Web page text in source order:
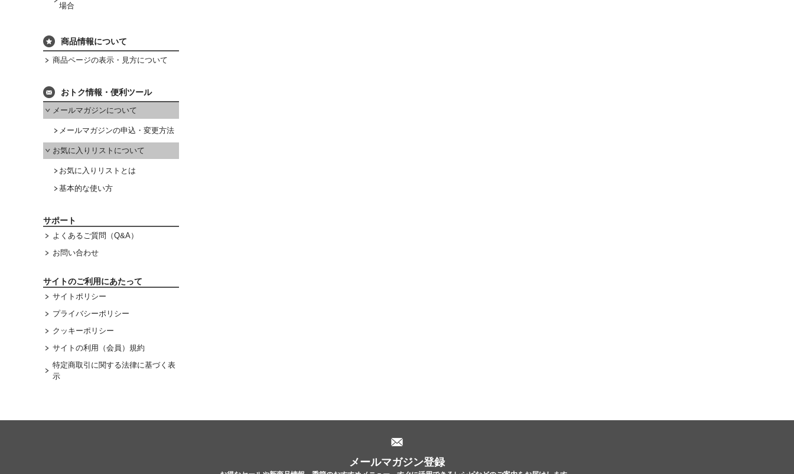
場合
商品情報について
商品ページの表示・見方について
おトク情報・便利ツール
メールマガジンについて
メールマガジンの申込・変更方法
お気に入りリストについて
お気に入りリストとは
基本的な使い方
サポート
よくあるご質問（Q&A）
お問い合わせ
サイトのご利用にあたって
サイトポリシー
プライバシーポリシー
クッキーポリシー
サイトの利用（会員）規約
特定商取引に関する法律に基づく表
示
メールマガジン登録